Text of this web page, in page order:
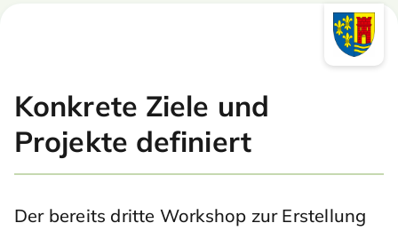
Konkrete Ziele und
Projekte definiert
Der bereits dritte Workshop zur Erstellung